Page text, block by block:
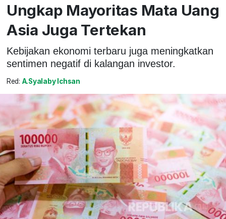
Ungkap Mayoritas Mata Uang
Asia Juga Tertekan
Kebijakan ekonomi terbaru juga meningkatkan
sentimen negatif di kalangan investor.
Red: A.Syalaby Ichsan